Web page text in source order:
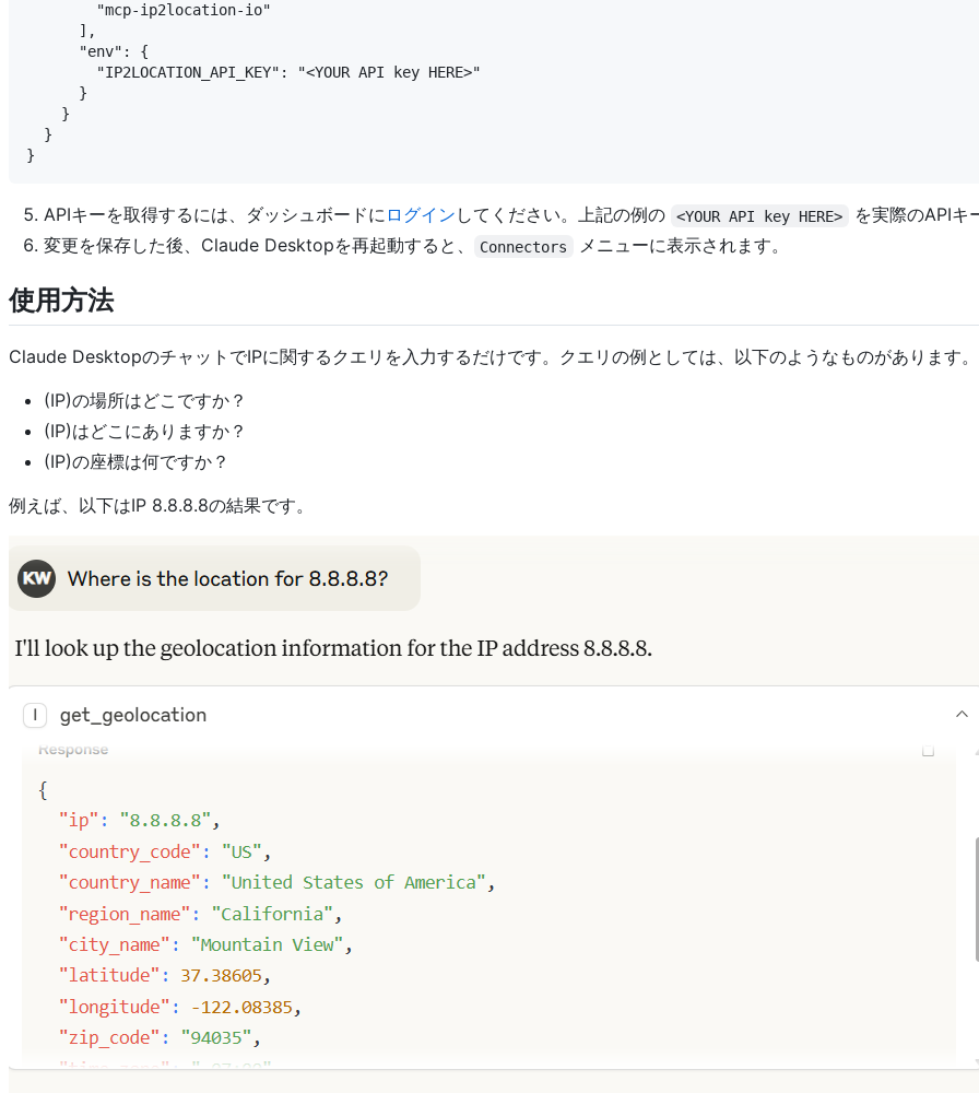
        "mcp-ip2location-io"
      ],
      "env": {
        "IP2LOCATION_API_KEY": "<YOUR API key HERE>"
      }
    }
  }
APIキーを取得するには、ダッシュボードに ログイン してください。上記の例の <YOUR API key HERE>
を実際のAPIキ
変更を保存した後、Claude Desktopを再起動すると、
Connectors メニューに表示されます。
使用方法
Claude DesktopのチャットでIPに関するクエリを入力するだけです。クエリの例としては、以下のようなものがあります。
(IP)の場所はどこですか？
(IP)はどこにありますか？
(IP)の座標は何ですか？
例えば、以下はIP 8.8.8.8の結果です。